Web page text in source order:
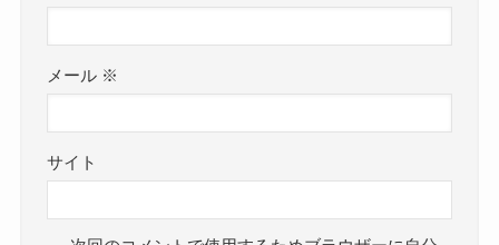
メール ※
サイト